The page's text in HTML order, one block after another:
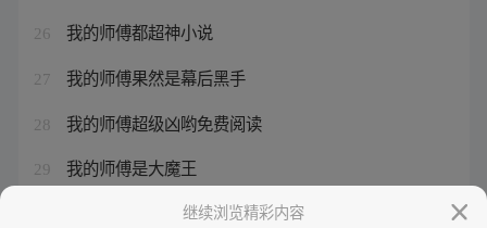
26 我的师傅都超神小说
27 我的师傅果然是幕后黑手
28 我的师傅超级凶哟免费阅读
29 我的师傅是大魔王
我真的害怕了图片继续浏览精彩内容